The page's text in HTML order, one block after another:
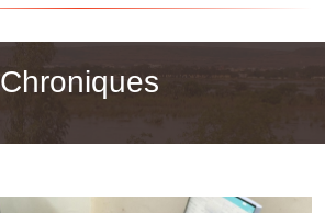
Chroniques